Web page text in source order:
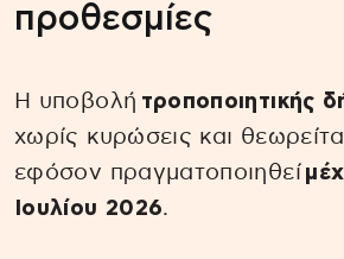
προθεσμίες
Η υποβολή τροποποιητικής
χωρίς κυρώσεις και
εφόσον πραγματοποιηθεί
Ιουλίου 2026.